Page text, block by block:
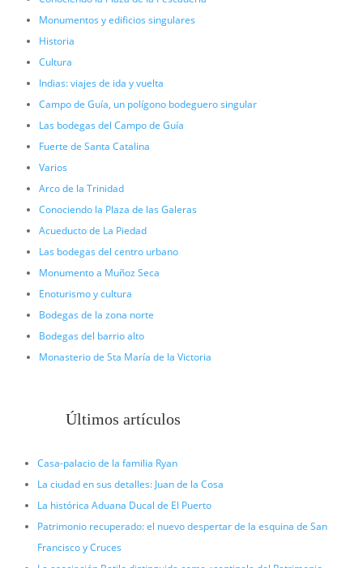
Monumentos y edificios singulares
Historia
Cultura
Indias: viajes de ida y vuelta
Campo de Guía, un polígono bodeguero singular
Las bodegas del Campo de Guía
Fuerte de Santa Catalina
Varios
Arco de la Trinidad
Conociendo la Plaza de las Galeras
Acueducto de La Piedad
Las bodegas del centro urbano
Monumento a Muñoz Seca
Enoturismo y cultura
Bodegas de la zona norte
Bodegas del barrio alto
Monasterio de Sta María de la Victoria
Últimos artículos
Casa-palacio de la familia Ryan
La ciudad en sus detalles: Juan de la Cosa
La histórica Aduana Ducal de El Puerto
Patrimonio recuperado: el nuevo despertar de la esquina de San
Francisco y Cruces